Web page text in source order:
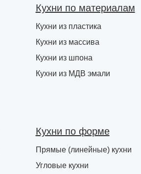
Кухни по материалам
Кухни из пластика
Кухни из массива
Кухни из шпона
Кухни из МДВ эмали
Кухни по форме
Прямые (линейные) кухни
Угловые кухни